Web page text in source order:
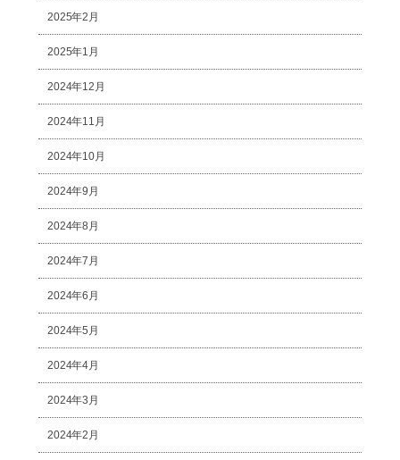
2025年2月
2025年1月
2024年12月
2024年11月
2024年10月
2024年9月
2024年8月
2024年7月
2024年6月
2024年5月
2024年4月
2024年3月
2024年2月